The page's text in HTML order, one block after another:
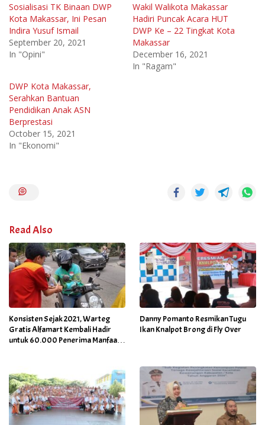
Sosialisasi TK Binaan DWP
Kota Makassar, Ini Pesan
Indira Yusuf Ismail
September 20, 2021
In "Opini"
Wakil Walikota Makassar
Hadiri Puncak Acara HUT
DWP Ke – 22 Tingkat Kota
Makassar
December 16, 2021
In "Ragam"
DWP Kota Makassar,
Serahkan Bantuan
Pendidikan Anak ASN
Berprestasi
October 15, 2021
In "Ekonomi"
Read Also
Konsisten Sejak 2021, Warteg
Gratis Alfamart Kembali Hadir
untuk 60.000 Penerima Manfaat
Danny Pomanto Resmikan Tugu
Ikan Knalpot Brong di Fly Over